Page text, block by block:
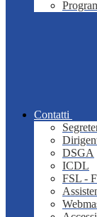
Contatti
DSGA
ICDL
FSL -